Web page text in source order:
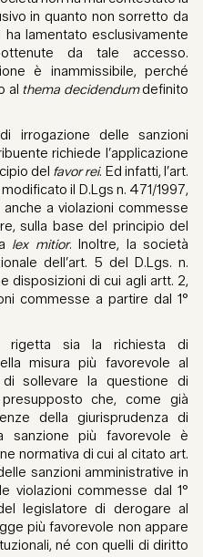
in quanto non sorretto da
lamentato esclusivamente
da tale accesso.
è inammissibile, perché
al thema decidendumdefinito
irrogazione delle sanzioni
richiede l’applicazione
del favor rei. Ed infatti, l’art.
il D.Lgs n. 471/1997,
a violazioni commesse
sulla base del principio del
lex mitior. Inoltre, la società
dell’art. 5 del D.Lgs. n.
disposizioni di cui agli artt. 2,
commesse a partire dal 1°
rigetta sia la richiesta di
misura più favorevole al
sollevare la questione di
che, come già
della giurisprudenza di
sanzione più favorevole è
normativa di cui al citato art.
sanzioni amministrative in
violazioni commesse dal 1°
legislatore di derogare al
più favorevole non appare
né con quelli di diritto